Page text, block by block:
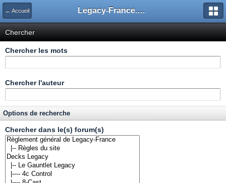
← Accueil Legacy-France.org - Forum
Chercher
Chercher les mots
Chercher l'auteur
Options de recherche
Chercher dans le(s) forum(s)